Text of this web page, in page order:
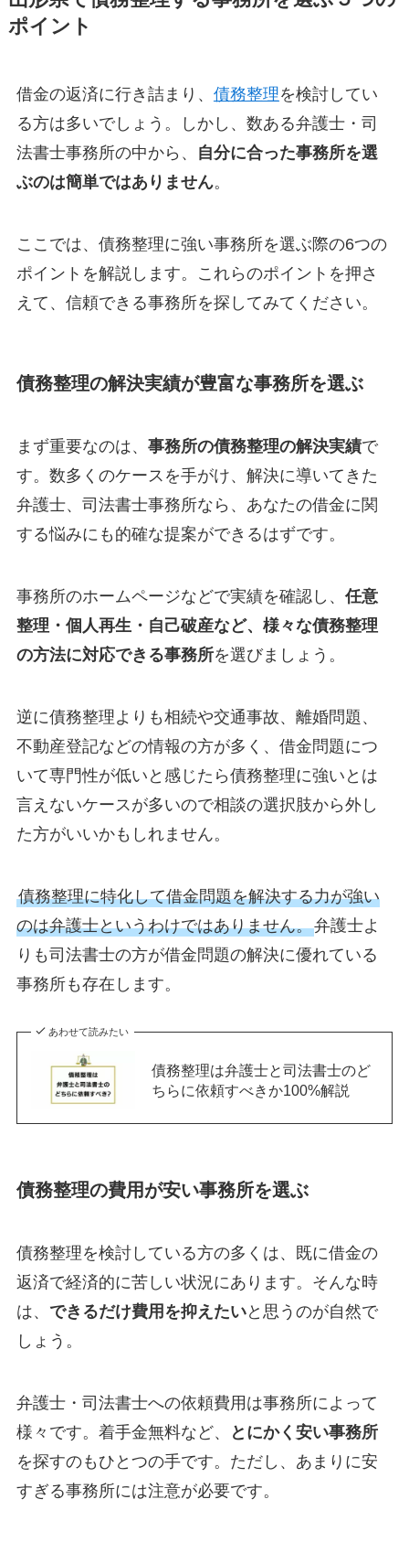
ポイント
借金の返済に行き詰まり、 債務整理を検討してい
る方は多いでしょう。しかし、数ある弁護士・司
法書士事務所の中から、
自分に合った事務所を選
ぶのは簡単ではありません。
ここでは、債務整理に強い事務所を選ぶ際の6つの
ポイントを解説します。これらのポイントを押さ
えて、信頼できる事務所を探してみてください。
債務整理の解決実績が豊富な事務所を選ぶ
まず重要なのは、 事務所の債務整理の解決実績で
す。数多くのケースを手がけ、解決に導いてきた
弁護士、司法書士事務所なら、あなたの借金に関
する悩みにも的確な提案ができるはずです。
事務所のホームページなどで実績を確認し、 任意
整理・個人再生・自己破産など、様々な債務整理
の方法に対応できる事務所を選びましょう。
逆に債務整理よりも相続や交通事故、離婚問題、
不動産登記などの情報の方が多く、借金問題につ
いて専門性が低いと感じたら債務整理に強いとは
言えないケースが多いので相談の選択肢から外し
た方がいいかもしれません。
債務整理に特化して借金問題を解決する力が強い
のは弁護士というわけではありません。弁護士よ
りも司法書士の方が借金問題の解決に優れている
事務所も存在します。
あわせて読みたい
債務整理は弁護士と司法書士のど
ちらに依頼すべきか100%解説
債務整理の費用が安い事務所を選ぶ
債務整理を検討している方の多くは、既に借金の
返済で経済的に苦しい状況にあります。そんな時
は、 できるだけ費用を抑えたいと思うのが自然で
しょう。
弁護士・司法書士への依頼費用は事務所によって
様々です。着手金無料など、
とにかく安い事務所
を探すのもひとつの手です。ただし、あまりに安
すぎる事務所には注意が必要です。